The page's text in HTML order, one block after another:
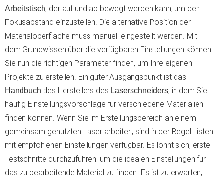
Arbeitstisch, der auf und ab bewegt werden kann, um den
Fokusabstand einzustellen. Die alternative Position der
Materialoberfläche muss manuell eingestellt werden. Mit
dem Grundwissen über die verfügbaren Einstellungen können
Sie nun die richtigen Parameter finden, um Ihre eigenen
Projekte zu erstellen. Ein guter Ausgangspunkt ist das
Handbuch des Herstellers des Laserschneiders, in dem Sie
häufig Einstellungsvorschläge für verschiedene Materialien
finden können. Wenn Sie im Erstellungsbereich an einem
gemeinsam genutzten Laser arbeiten, sind in der Regel Listen
mit empfohlenen Einstellungen verfügbar. Es lohnt sich, erste
Testschnitte durchzuführen, um die idealen Einstellungen für
das zu bearbeitende Material zu finden. Es ist zu erwarten,